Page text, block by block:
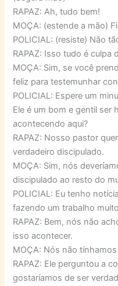
RAPAZ: Ah, tudo bem!
MOÇA: (estende a mão)
POLICIAL: (resiste) Não
RAPAZ: Isso tudo é culpa
MOÇA: Sim, se você
feliz para testemunhar
POLICIAL: Espere um
Ele é um bom e gentil ser
acontecendo aqui?
RAPAZ: Nosso pastor
verdadeiro discipulado.
MOÇA: Sim, nós
discipulado ao resto do
POLICIAL: Eu tenho
fazendo um trabalho
RAPAZ: Bem, nós não
isso acontecer.
MOÇA: Nós não
RAPAZ: Ele perguntou a
gostaríamos de ser